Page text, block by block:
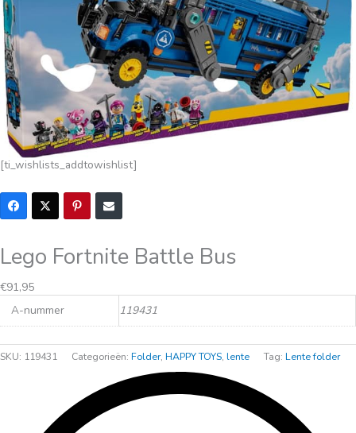
[ti_wishlists_addtowishlist]
Lego Fortnite Battle Bus
€91,95
A-nummer
119431
SKU: 119431 Categorieën: Folder, HAPPY TOYS, lente Tag: Lente folder